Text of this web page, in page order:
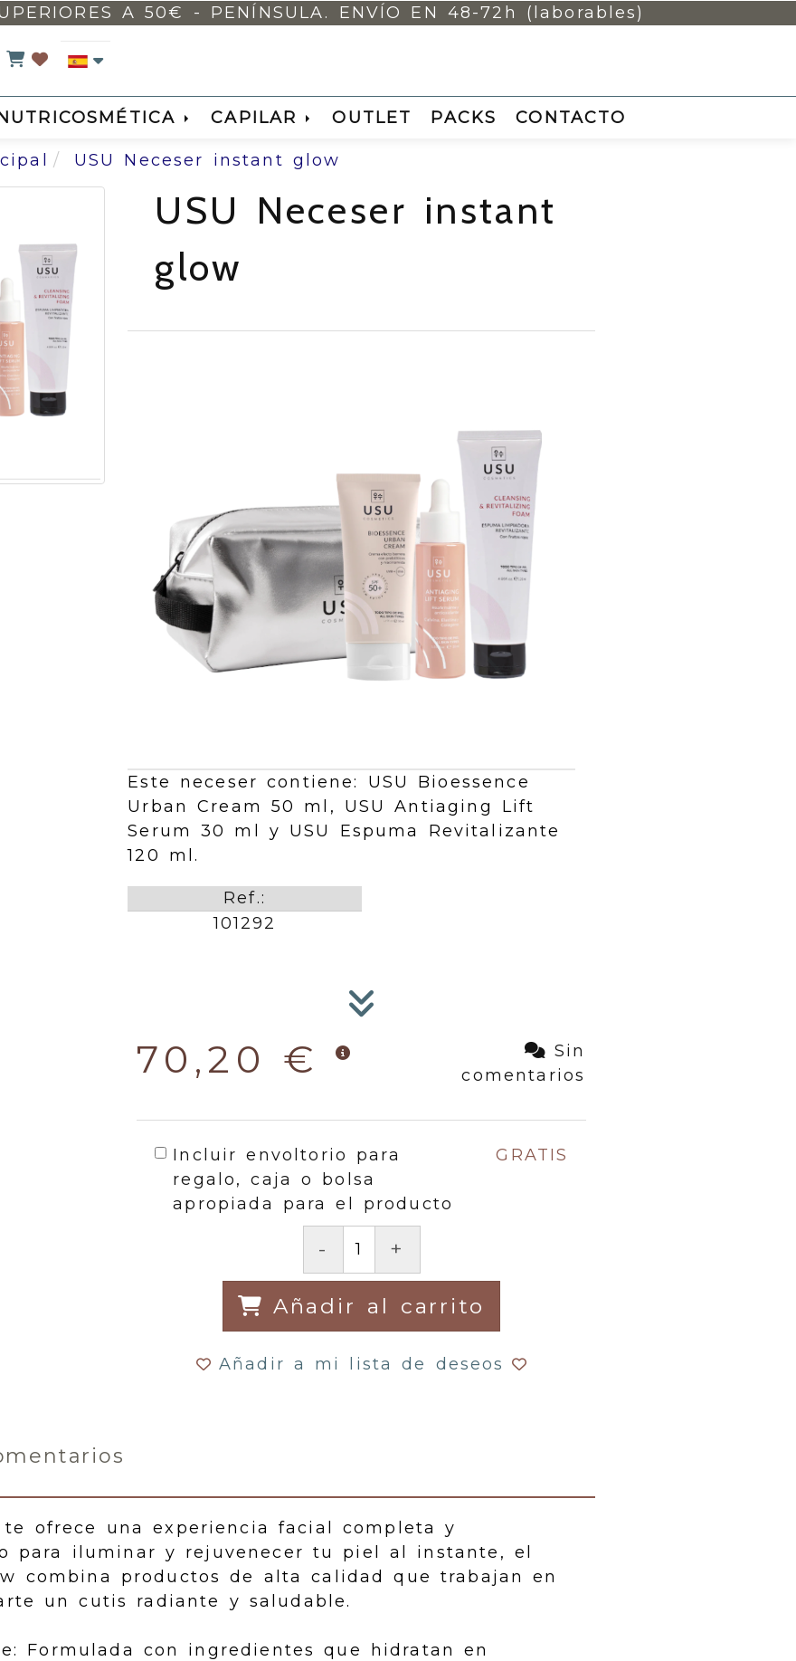
A 50€ - PENÍNSULA. ENVÍO EN 48-72h (laborables)
CAPILAR OUTLET PACKS CONTACTO
USU Neceser instant glow
USU Neceser instant
glow
Este neceser contiene: USU Bioessence
Urban Cream 50 ml, USU Antiaging Lift
Serum 30 ml y USU Espuma Revitalizante
120 ml.
Ref.:
101292
70,20 €
Sin
comentarios
Incluir envoltorio para
regalo, caja o bolsa
apropiada para el producto
GRATIS
- +
Añadir al carrito
Añadir a mi lista de deseos
ofrece una experiencia facial completa y
para iluminar y rejuvenecer tu piel al instante, el
combina productos de alta calidad que trabajan en
un cutis radiante y saludable.
Formulada con ingredientes que hidratan en